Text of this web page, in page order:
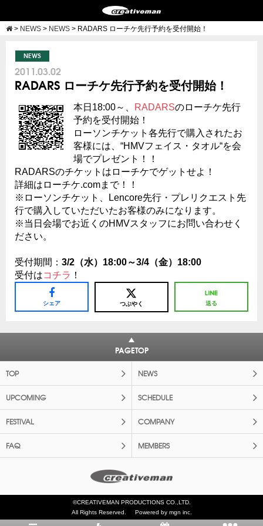
> NEWS > NEWS > RADARS ローチケ先行予約を受付開始！
NEWS
2011.03.02
RADARS ローチケ先行予約を受付開始！
本日18:00～、 RADARSのローチケ先行
予約を受付開始！
ローソンチケット各先行で購入されたお
客様には、“HMVフェイス・タオル“を会
場でプレゼント！！
RADARSのチケットはローチケでゲットせよ！
詳細はローチケ.comまで！！
※ローソンチケット、Lencore先行・プレリクエスト先
行で購入していただいたお客様のみになります。
※当日会場でお近くのHMVスタッフにお問い合わせく
ださい。
受付期間： 3/2（水）18:00～3/4（金）18:00
受付はコチラ ！
シェア つぶやく 送る
PAGETOP
TOP NEWS
UPCOMING SCHEDULE
FESTIVAL COMPANY
FAQ MEMBERS
©CREATIVEMAN PRODUCTIONS CO.,LTD.
All Rights Reserved.
Powered by mgn inc.